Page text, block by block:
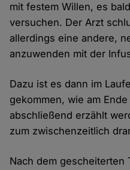
mit festem Willen, es
versuchen. Der Arzt
allerdings eine andere,
anzuwenden mit der
Dazu ist es dann im
gekommen, wie am
abschließend erzählt
zum zwischenzeitlich
Nach dem gescheiterten